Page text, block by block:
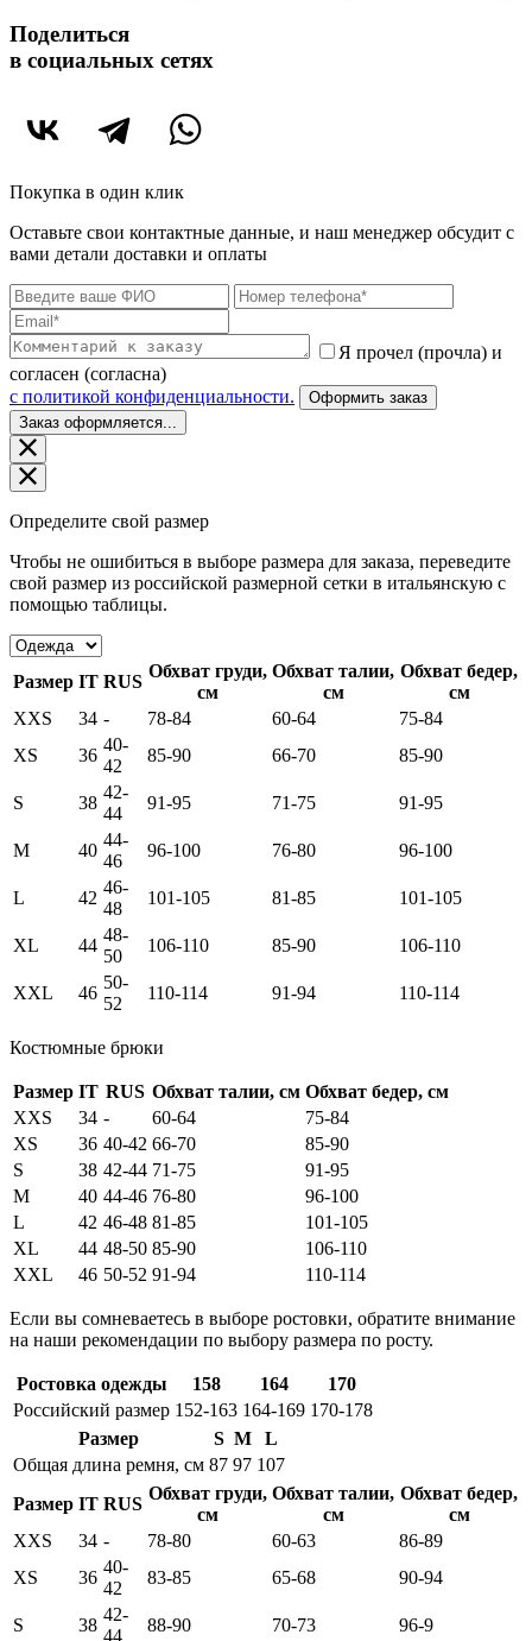
Поделиться
в социальных сетях
Покупка в один клик
Оставьте свои контактные данные, и наш менеджер обсудит с
вами детали доставки и оплаты
Я прочел (прочла) и
согласен (согласна)
c политикой конфиденциальности.
Оформить заказ
Заказ оформляется...
Определите свой размер
Чтобы не ошибиться в выборе размера для заказа, переведите
свой размер из российской размерной сетки в итальянскую с
помощью таблицы.
Размер IT RUS
Обхват груди,
см
Обхват талии,
см
Обхват бедер,
см
XXS
34 - 78-84 60-64
75-84
XS
36
40-
42
85-90 66-70 85-90
S 38
42-
44
91-95 71-75 91-95
M 40
44-
46
96-100 76-80 96-100
L 42
46-
48
101-105 81-85 101-105
XL 44
48-
50
106-110 85-90 106-110
XXL 46
50-
52
110-114 91-94 110-114
Костюмные брюки
Размер IT RUS Обхват талии, см Обхват бедер, см
XXS
34 - 60-64
75-84
XS
36 40-42 66-70
85-90
S
38 42-44 71-75
91-95
M
40 44-46 76-80
96-100
L
42 46-48 81-85
101-105
XL
44 48-50 85-90
106-110
XXL
46 50-52 91-94 110-114
Если вы сомневаетесь в выборе ростовки, обратите внимание
на наши рекомендации по выбору размера по росту.
Ростовка одежды 158 164
170
Российский размер 152-163 164-169 170-178
Размер
S M
L
Общая длина ремня, см 87 97 107
Размер IT RUS
Обхват груди,
см
Обхват талии,
см
Обхват бедер,
см
XXS
34 - 78-80 60-63
86-89
XS
36
40-
42
83-85 65-68 90-94
S 38
42-
44
88-90 70-73 96-9